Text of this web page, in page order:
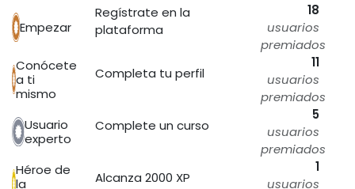
Empezar
Regístrate en la
plataforma
18
usuarios
premiados
Conócete
a ti
mismo
Completa tu perfil
11
usuarios
premiados
Usuario
experto
Complete un curso
5
usuarios
premiados
Héroe de
la
Alcanza 2000 XP
1
usuarios